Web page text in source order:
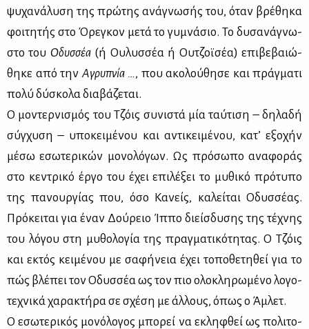
ψυ­χα­νά­λυ­ση της πρώ­της ανά­γνω­σής του, όταν βρέ­θη­κα
φοι­τη­τής στο Όρε­γκον με­τά το γυ­μνά­σιο. Το δυ­σα­νά­γνω­
στο του Οδυσ­σέα(ή Ου­λυσ­σέα ή Ου­τζοϊ­σέα) επι­βε­βαιώ­
θη­κε από την Αγρυ­πνία …, που ακο­λού­θη­σε και πράγ­μα­τι
πο­λύ δύ­σκο­λα δια­βά­ζε­ται.
Ο μο­ντερ­νι­σμός του Τζόις συ­νι­στά μία ταύ­τι­ση – δη­λα­δή
σύγ­χυ­ση – υπο­κει­μέ­νου και αντι­κει­μέ­νου, κα­τ’ εξο­χήν
μέ­σω εσω­τε­ρι­κών μο­νο­λό­γων. Ως πρό­σω­πο ανα­φο­ράς
στο κε­ντρι­κό έρ­γο του έχει επι­λέ­ξει το μυ­θι­κό πρό­τυ­πο
της πα­νουρ­γί­ας που, όσο Κα­νείς, κα­λεί­ται Οδυσ­σέ­ας.
Πρό­κει­ται για έναν Δού­ρειο Ίπ­πο διείσ­δυ­σης της τέ­χνης
του λό­γου στη μυ­θο­λο­γία της πραγ­μα­τι­κό­τη­τας. Ο Τζόις
και εκτός κει­μέ­νου με σα­φή­νεια έχει το­πο­θε­τη­θεί για το
πώς βλέ­πει τον Οδυσ­σέα ως τον πιο ολο­κλη­ρω­μέ­νο λο­γο­
τε­χνι­κά χα­ρα­κτή­ρα σε σχέ­ση με άλ­λους, όπως ο Άμ­λετ.
Ο εσω­τε­ρι­κός μο­νό­λο­γος μπο­ρεί να εκλη­φθεί ως πο­λι­το­